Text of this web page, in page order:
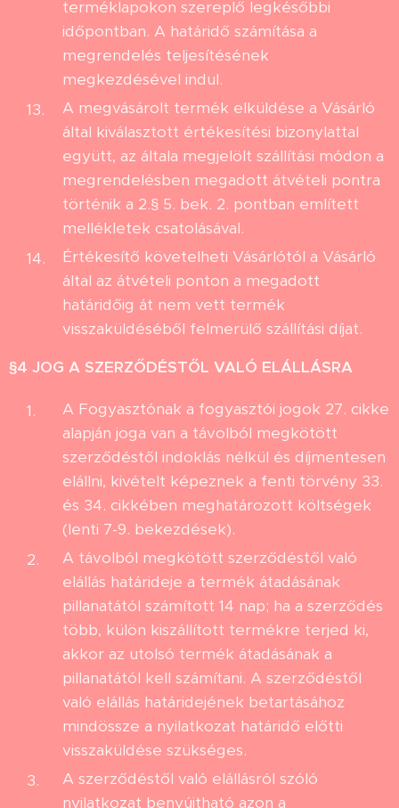
terméklapokon szereplő legkésőbbi
időpontban. A határidő számítása a
megrendelés teljesítésének
megkezdésével indul.
A megvásárolt termék elküldése a Vásárló
által kiválasztott értékesítési bizonylattal
együtt, az általa megjelölt szállítási módon a
megrendelésben megadott átvételi pontra
történik a 2.§ 5. bek. 2. pontban említett
mellékletek csatolásával.
Értékesítő követelheti Vásárlótól a Vásárló
által az átvételi ponton a megadott
határidőig át nem vett termék
visszaküldéséből felmerülő szállítási díjat.
§4 JOG A SZERZŐDÉSTŐL VALÓ ELÁLLÁSRA
A Fogyasztónak a fogyasztói jogok 27. cikke
alapján joga van a távolból megkötött
szerződéstől indoklás nélkül és díjmentesen
elállni, kivételt képeznek a fenti törvény 33.
és 34. cikkében meghatározott költségek
(lenti 7-9. bekezdések).
A távolból megkötött szerződéstől való
elállás határideje a termék átadásának
pillanatától számított 14 nap; ha a szerződés
több, külön kiszállított termékre terjed ki,
akkor az utolsó termék átadásának a
pillanatától kell számítani. A szerződéstől
való elállás határidejének betartásához
mindössze a nyilatkozat határidő előtti
visszaküldése szükséges.
A szerződéstől való elállásról szóló
nyilatkozat benyújtható azon a